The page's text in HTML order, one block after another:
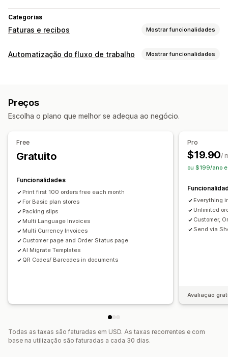
Categorias
Faturas e recibos Mostrar funcionalidades
Tipos de documentos
Documentos alfandegários
Etiquetas de envio
Reembolsos Devoluções
Personalização
Cor e tipo de letra
Cálculo de imposto
Logótipos Várias moedas Multilingue
Gestão de ficheiros
Transferência em lote
Criação de PDF Imprimir e exportar
Numeração sequencial
Automatização do fluxo de trabalho Mostrar funcionalidades
Processamento de encomendas
Processamento de encomendas
Acionadores personalizados
Preços
Escolha o plano que melhor se adequa ao negócio.
Free
Gratuito
Funcionalidades
Print first 100 orders free each month
For Basic plan stores
Packing slips
Multi Language Invoices
Multi Currency Invoices
Customer page and Order Status page
AI Migrate Templates
QR Codes/ Barcodes in documents
Pro
$19.90/
ou $199/ano e
Everything
Unlimited
Customer,
Send via
Avaliação
Todas as taxas são faturadas em USD. As taxas recorrentes e com
base na utilização são faturadas a cada 30 dias.